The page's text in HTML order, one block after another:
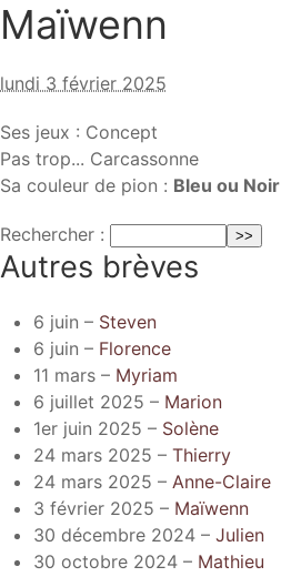
Maïwenn
lundi 3 février 2025
Ses jeux : Concept
Pas trop... Carcassonne
Sa couleur de pion : Bleu ou Noir
Rechercher :
Autres brèves
6 juin – Steven
6 juin – Florence
11 mars – Myriam
6 juillet 2025 – Marion
1er juin 2025 – Solène
24 mars 2025 – Thierry
24 mars 2025 – Anne-Claire
3 février 2025 – Maïwenn
30 décembre 2024 – Julien
30 octobre 2024 – Mathieu